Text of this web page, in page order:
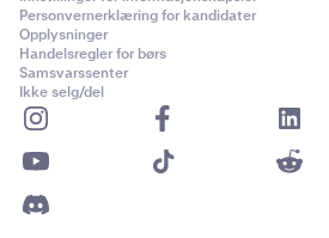
Personvernerklæring for kandidater
Opplysninger
Handelsregler for børs
Samsvarssenter
Ikke selg/del